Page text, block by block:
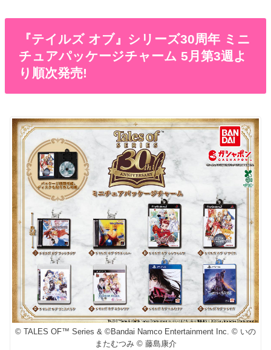
『テイルズ オブ』シリーズ30周年 ミニ
チュアパッケージチャーム 5月第3週よ
り順次発売!
© TALES OF™ Series & ©Bandai Namco Entertainment Inc. © いの
またむつみ © 藤島康介